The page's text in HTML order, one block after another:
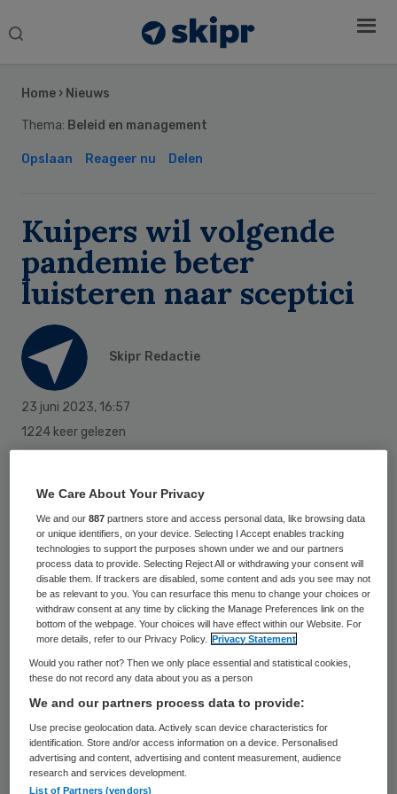
Search
Home › Nieuws
Thema: Beleid en management
Opslaan Reageer nu Delen
Kuipers wil volgende
pandemie beter
luisteren naar sceptici
Skipr Redactie
23 juni 2023, 16:57
1224 keer gelezen
pandemie houdt het kabinet meer rekening
met hoe om te gaan met kritische of
wantrouwende burgers, zegt zorgminister
Ernst Kuipers.
Het Sociaal en Cultureel Planbureau (SCP)
deed onderzoek naar coronascepsis en
concludeert dat de overheid sceptici niet
moet buitensluiten, maar juist nieuwsgierig
moet benaderen. Dan kan de overheid
begrijpen waar zorgen vandaan komen en
Sidebar
We Care About Your Privacy
We and our887 partners store and access personal data, like browsing data
or unique identifiers, on your device. Selecting I Accept enables tracking
technologies to support the purposes shown under we and our partners
process data to provide. Selecting Reject All or withdrawing your consent will
disable them. If trackers are disabled, some content and ads you see may not
be as relevant to you. You can resurface this menu to change your choices or
withdraw consent at any time by clicking the Manage Preferences link on the
bottom of the webpage. Your choices will have effect within our Website. For
more details, refer to our Privacy Policy.
Privacy Statement
Would you rather not? Then we only place essential and statistical cookies,
these do not record any data about you as a person
We and our partners process data to provide:
Use precise geolocation data. Actively scan device characteristics for
identification. Store and/or access information on a device. Personalised
advertising and content, advertising and content measurement, audience
research and services development.
List of Partners (vendors)